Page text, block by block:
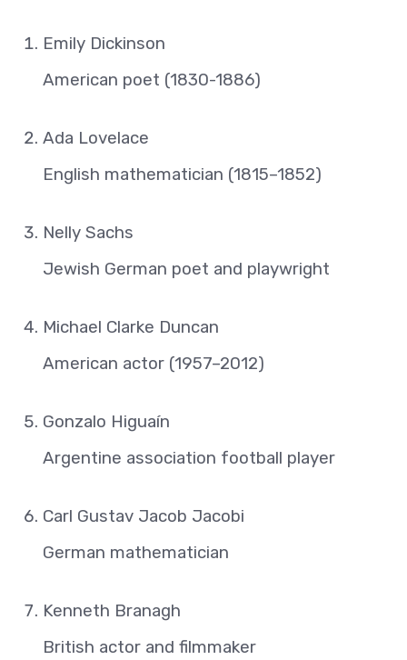
Emily Dickinson
American poet (1830-1886)
Ada Lovelace
English mathematician (1815–1852)
Nelly Sachs
Jewish German poet and playwright
Michael Clarke Duncan
American actor (1957–2012)
Gonzalo Higuaín
Argentine association football player
Carl Gustav Jacob Jacobi
German mathematician
Kenneth Branagh
British actor and filmmaker